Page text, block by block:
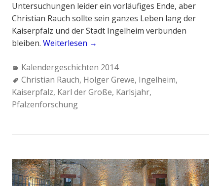
Untersuchungen leider ein vorläufiges Ende, aber
Christian Rauch sollte sein ganzes Leben lang der
Kaiserpfalz und der Stadt Ingelheim verbunden
bleiben. Weiterlesen „
h
r
i
R
a
→
C
a
t
e
e
s
Kalendergeschichten 2014
T
a
g
Christian Rauch, Holger Grewe, Ingelheim,
Kaiserpfalz, Karl der Große, Karlsjahr,
Pfalzenforschung